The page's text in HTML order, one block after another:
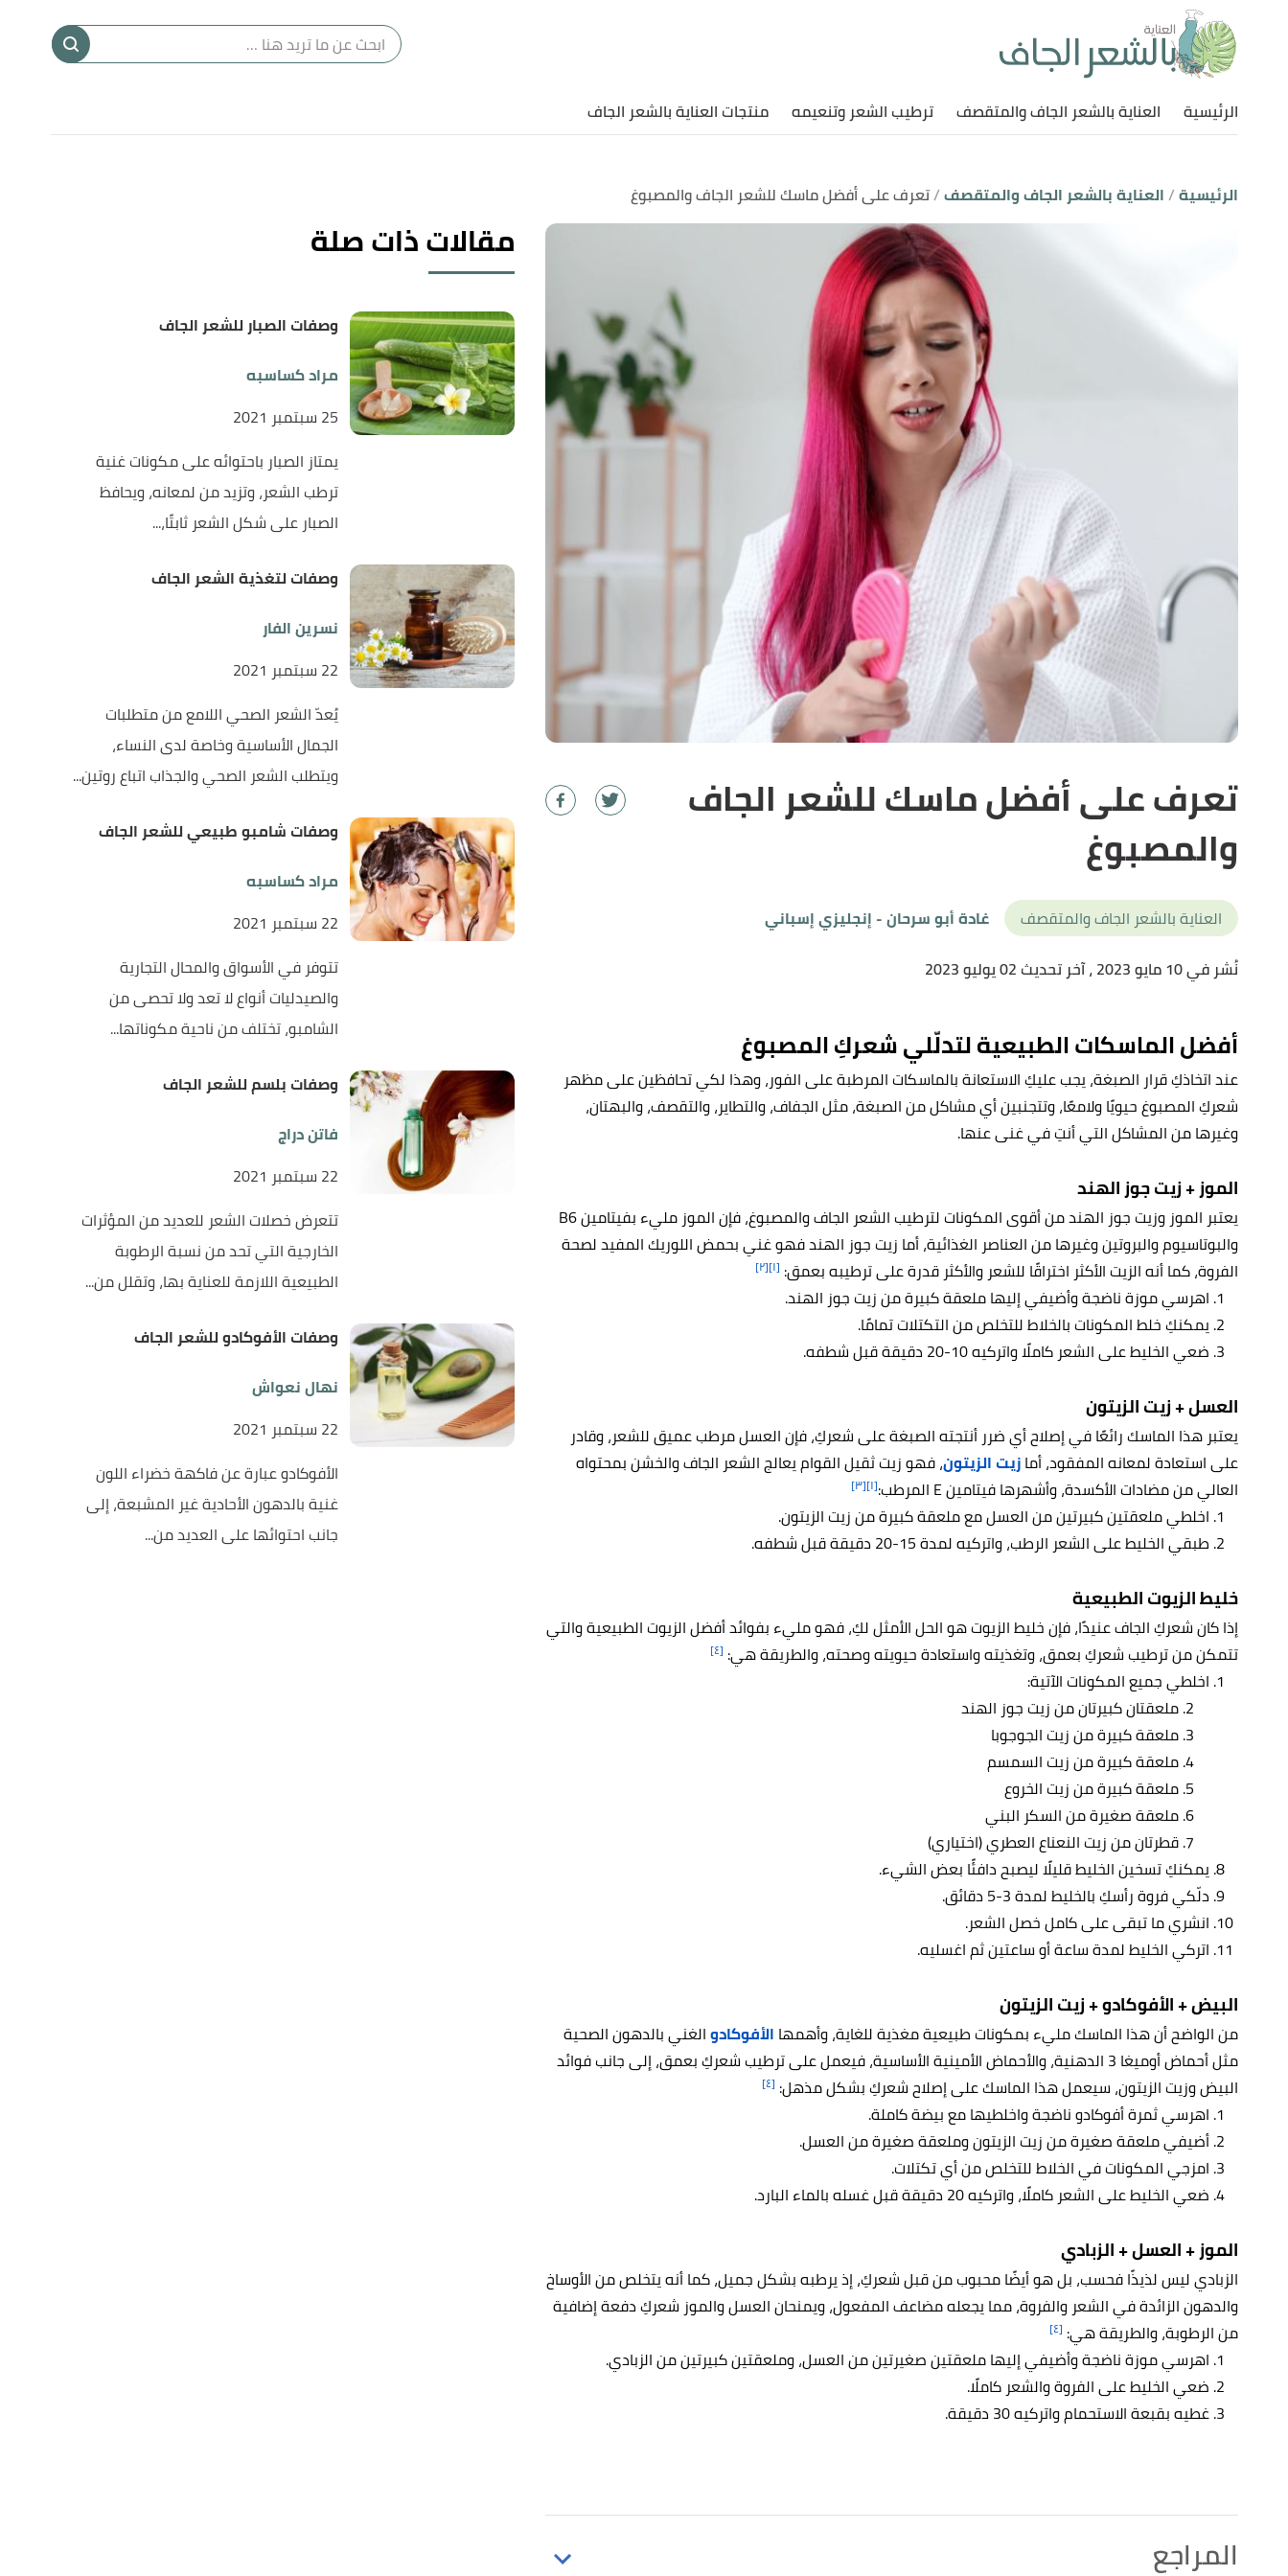
الرئيسية العناية بالشعر الجاف والمتقصف ترطيب الشعر وتنعيمه منتجات العناية بالشعر الجاف
الرئيسية العناية بالشعر الجاف والمتقصف تعرف على أفضل ماسك للشعر الجاف والمصبوغ
تعرف على أفضل ماسك للشعر الجاف
والمصبوغ
العناية بالشعر الجاف والمتقصف غادة أبو سرحان- إنجليزي إسباني
نُشر في 10 مايو 2023
، آخر تحديث 02 يوليو 2023
أفضل الماسكات الطبيعية لتدلّلي شعركِ المصبوغ
عند اتخاذكِ قرار الصبغة، يجب عليكِ الاستعانة بالماسكات المرطبة على الفور، وهذا لكي تحافظين على مظهر
شعركِ المصبوغ حيويًا ولامعًا، وتتجنبين أي مشاكل من الصبغة، مثل الجفاف، والتطاير، والتقصف، والبهتان،
وغيرها من المشاكل التي أنتِ في غنى عنها.
الموز + زيت جوز الهند
يعتبر الموز وزيت جوز الهند من أقوى المكونات لترطيب الشعر الجاف والمصبوغ، فإن الموز مليء بفيتامين B6
والبوتاسيوم والبروتين وغيرها من العناصر الغذائية، أما زيت جوز الهند فهو غني بحمض اللوريك المفيد لصحة
الفروة، كما أنه الزيت الأكثر اختراقًا للشعر والأكثر قدرة على ترطيبه بعمق: [١] [٢]
اهرسي موزة ناضجة وأضيفي إليها ملعقة كبيرة من زيت جوز الهند.
يمكنكِ خلط المكونات بالخلاط للتخلص من التكتلات تمامًا.
ضعي الخليط على الشعر كاملًا واتركيه 10-20 دقيقة قبل شطفه.
العسل + زيت الزيتون
يعتبر هذا الماسك رائعًا في إصلاح أي ضرر أنتجته الصبغة على شعركِ، فإن العسل مرطب عميق للشعر، وقادر
على استعادة لمعانه المفقود، أمازيت الزيتون، فهو زيت ثقيل القوام يعالج الشعر الجاف والخشن بمحتواه
العالي من مضادات الأكسدة، وأشهرها فيتامين E المرطب:
[١] [٣]
اخلطي ملعقتين كبيرتين من العسل مع ملعقة كبيرة من زيت الزيتون.
طبقي الخليط على الشعر الرطب، واتركيه لمدة 15-20 دقيقة قبل شطفه.
خليط الزيوت الطبيعية
إذا كان شعركِ الجاف عنيدًا، فإن خليط الزيوت هو الحل الأمثل لكِ، فهو مليء بفوائد أفضل الزيوت الطبيعية والتي
تتمكن من ترطيب شعركِ بعمق، وتغذيته واستعادة حيويته وصحته، والطريقة هي: [٤]
اخلطي جميع المكونات الآتية:
ملعقتان كبيرتان من زيت جوز الهند
ملعقة كبيرة من زيت الجوجوبا
ملعقة كبيرة من زيت السمسم
ملعقة كبيرة من زيت الخروع
ملعقة صغيرة من السكر البني
قطرتان من زيت النعناع العطري (اختياري)
يمكنكِ تسخين الخليط قليلًا ليصبح دافئًا بعض الشيء.
دلّكي فروة رأسكِ بالخليط لمدة 3-5 دقائق.
انشري ما تبقى على كامل خصل الشعر.
اتركي الخليط لمدة ساعة أو ساعتين ثم اغسليه.
البيض + الأفوكادو + زيت الزيتون
من الواضح أن هذا الماسك مليء بمكونات طبيعية مغذية للغاية، وأهمها الأفوكادوالغني بالدهون الصحية
مثل أحماض أوميغا 3 الدهنية، والأحماض الأمينية الأساسية، فيعمل على ترطيب شعركِ بعمق، إلى جانب فوائد
البيض وزيت الزيتون، سيعمل هذا الماسك على إصلاح شعركِ بشكل مذهل: [٤]
اهرسي ثمرة أفوكادو ناضجة واخلطيها مع بيضة كاملة.
أضيفي ملعقة صغيرة من زيت الزيتون وملعقة صغيرة من العسل.
امزجي المكونات في الخلاط للتخلص من أي تكتلات.
ضعي الخليط على الشعر كاملًا، واتركيه 20 دقيقة قبل غسله بالماء البارد.
الموز + العسل + الزبادي
الزبادي ليس لذيذًا فحسب، بل هو أيضًا محبوب من قبل شعركِ، إذ يرطبه بشكل جميل، كما أنه يتخلص من الأوساخ
والدهون الزائدة في الشعر والفروة، مما يجعله مضاعف المفعول، ويمنحان العسل والموز شعركِ دفعة إضافية
من الرطوبة، والطريقة هي: [٤]
اهرسي موزة ناضجة وأضيفي إليها ملعقتين صغيرتين من العسل، وملعقتين كبيرتين من الزبادي.
ضعي الخليط على الفروة والشعر كاملًا.
غطيه بقبعة الاستحمام واتركيه 30 دقيقة.
المراجع
مقالات ذات صلة
وصفات الصبار للشعر الجاف
مراد كساسبه
25 سبتمبر 2021
يمتاز الصبار باحتوائه على مكونات غنية
ترطب الشعر، وتزيد من لمعانه، ويحافظ
الصبار على شكل الشعر ثابتًا،...
وصفات لتغذية الشعر الجاف
نسرين الفار
22 سبتمبر 2021
يُعدّ الشعر الصحي اللامع من متطلبات
الجمال الأساسية وخاصة لدى النساء،
ويتطلب الشعر الصحي والجذاب اتباع روتين...
وصفات شامبو طبيعي للشعر الجاف
مراد كساسبه
22 سبتمبر 2021
تتوفر في الأسواق والمحال التجارية
والصيدليات أنواع لا تعد ولا تحصى من
الشامبو، تختلف من ناحية مكوناتها...
وصفات بلسم للشعر الجاف
فاتن دراج
22 سبتمبر 2021
تتعرض خصلات الشعر للعديد من المؤثرات
الخارجية التي تحد من نسبة الرطوبة
الطبيعية اللازمة للعناية بها، وتقلل من...
وصفات الأفوكادو للشعر الجاف
نهال نعواش
22 سبتمبر 2021
الأفوكادو عبارة عن فاكهة خضراء اللون
غنية بالدهون الأحادية غير المشبعة، إلى
جانب احتوائها على العديد من...